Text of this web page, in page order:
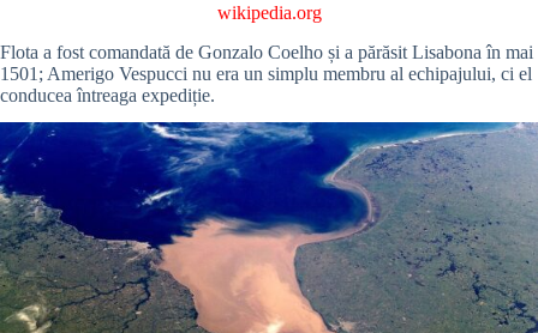
wikipedia.org
Flota a fost comandată de Gonzalo Coelho și a părăsit Lisabona în mai
1501; Amerigo Vespucci nu era un simplu membru al echipajului, ci el
conducea întreaga expediție.